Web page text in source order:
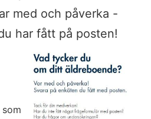
med och påverka -
har fått på posten!